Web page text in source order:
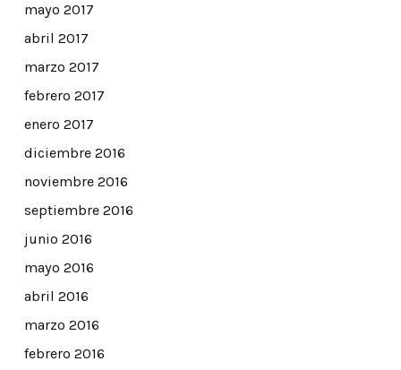
mayo 2017
abril 2017
marzo 2017
febrero 2017
enero 2017
diciembre 2016
noviembre 2016
septiembre 2016
junio 2016
mayo 2016
abril 2016
marzo 2016
febrero 2016